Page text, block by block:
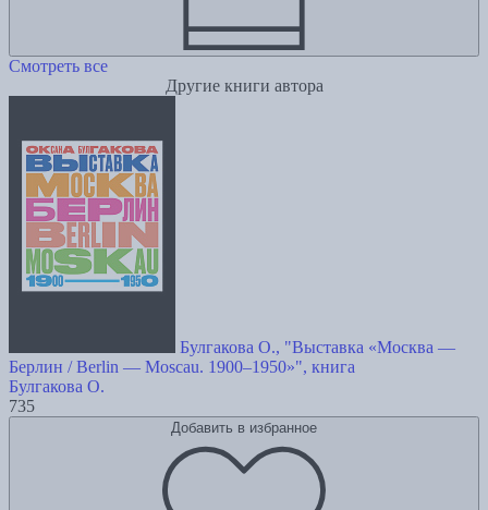
Смотреть все
Другие книги автора
Булгакова О., "Выставка «Москва —
Берлин / Berlin — Moscau. 1900–1950»", книга
Булгакова О.
735
Добавить в избранное